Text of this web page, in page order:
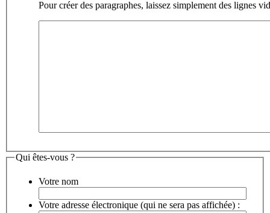
Pour créer des paragraphes, laissez simplement des lignes
Qui êtes-vous ?
Votre nom
Votre adresse électronique (qui ne sera pas affichée) :